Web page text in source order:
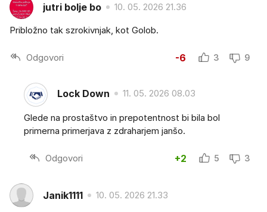
jutri bolje bo 10. 05. 2026 21.36
Pribložno tak szrokivnjak, kot Golob.
Odgovori -6 3 9
Lock Down 11. 05. 2026 08.03
Glede na prostaštvo in prepotentnost bi bila bol
primerna primerjava z zdraharjem janšo.
Odgovori +2 5 3
Janik1111 10. 05. 2026 21.33